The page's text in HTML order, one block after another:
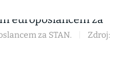
za STAN.
Zdroj: